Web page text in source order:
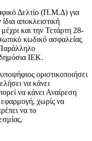
Δελτίο (Π.Μ.Δ) για
αποκλειστική
και την Τετάρτη 28-
κωδικό ασφαλείας
ΙΕΚ.
οριστικοποιήσει
να κάνει
να κάνει Αναίρεση
εφαρμογή, χωρίς να
να το